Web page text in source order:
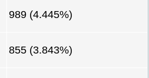
989 (4.445%)
855 (3.843%)